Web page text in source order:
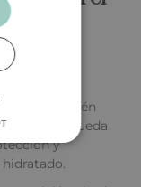
solar es
solares
UV que
sol. También
que se pueda
y